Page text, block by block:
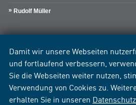
Damit wir unsere Webseiten
und fortlaufend verbessern,
Sie die Webseiten weiter nutzen,
Verwendung von Cookies zu.
erhalten Sie in unseren
Rudolf Müller